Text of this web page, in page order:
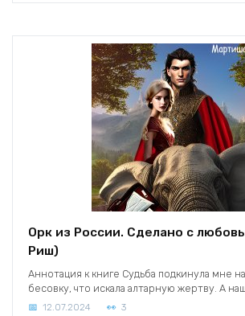
Орк из России. Сделано с
Риш)
Аннотация к книге Судьба подкинула мне
бесовку, что искала алтарную жертву. А
12.07.2024 3